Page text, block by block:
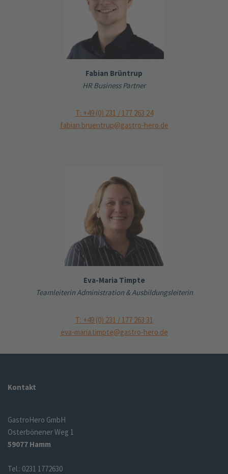
Fabian Brüntrup
HR Business Partner
T: +49 (0) 231 / 177 263 24
fabian.bruentrup@gastro-hero.de
Eva-Maria Timpte
Teamleiterin Administration & Ausbildungsleiterin
T: +49 (0) 231 / 177 263 31
eva-maria.timpte@gastro-hero.de
Kontakt
GastroHero GmbH
Osterbönener Weg 1
59077 Hamm
Tel.: 0231 1772630